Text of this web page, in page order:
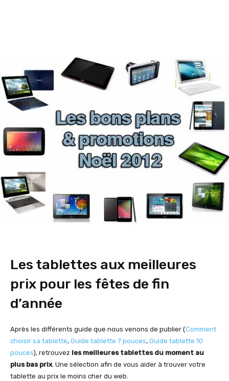
Les tablettes aux meilleures
prix pour les fêtes de fin
d’année
Après les différents guide que nous venons de publier (Comment
choisir sa tablette, Guide tablette 7 pouces, Guide tablette 10
pouces), retrouvez les meilleures tablettes du moment au
plus bas prix. Une sélection afin de vous aider à trouver votre
tablette au prix le moins cher du web.